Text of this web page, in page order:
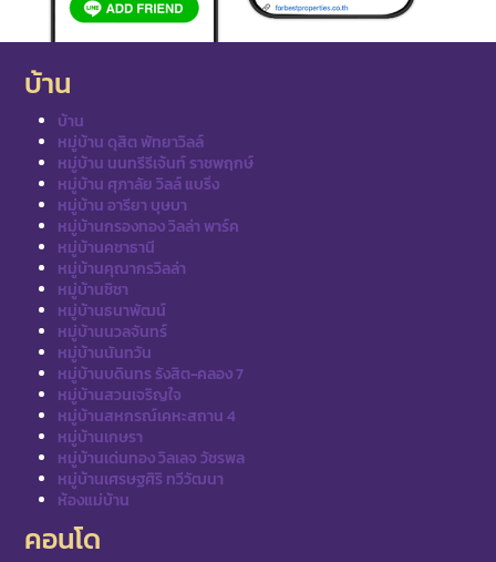
บ้าน
บ้าน
หมู่บ้าน ดุสิต พัทยาวิลล์
หมู่บ้าน นนทรีรีเจ้นท์ ราชพฤกษ์
หมู่บ้าน ศุภาลัย วิลล์ แบริ่ง
หมู่บ้าน อารียา บุษบา
หมู่บ้านกรองทอง วิลล่า พาร์ค
หมู่บ้านคชาธานี
หมู่บ้านคุณากรวิลล่า
หมู่บ้านชิชา
หมู่บ้านธนาพัฒน์
หมู่บ้านนวลจันทร์
หมู่บ้านนันทวัน
หมู่บ้านบดินทร รังสิต-คลอง 7
หมู่บ้านสวนเจริญใจ
หมู่บ้านสหกรณ์เคหะสถาน 4
หมู่บ้านเกษรา
หมู่บ้านเด่นทอง วิลเลจ วัชรพล
หมู่บ้านเศรษฐศิริ ทวีวัฒนา
ห้องแม่บ้าน
คอนโด